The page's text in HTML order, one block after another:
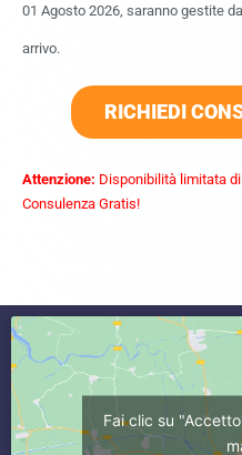
01 Agosto 2026, saranno gestite
arrivo.
RICHIEDI
Attenzione: Disponibilità limitata
Consulenza Gratis!
Fai clic su